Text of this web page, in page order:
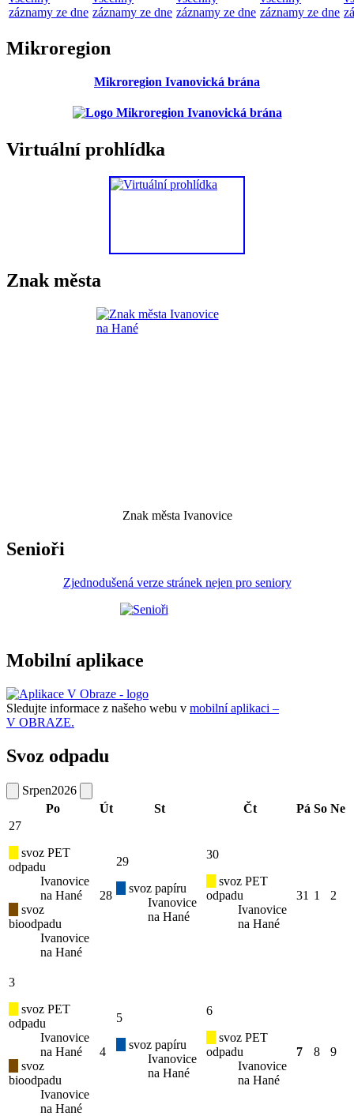
záznamy ze dne záznamy ze dne záznamy ze dne záznamy ze dne
Mikroregion
Mikroregion Ivanovická brána
Virtuální prohlídka
Znak města
Znak města Ivanovice
Senioři
Zjednodušená verze stránek nejen pro seniory
Mobilní aplikace
Sledujte informace z našeho webu v mobilní aplikaci –
V OBRAZE.
Svoz odpadu
Srpen2026
Po
Út St Čt Pá So Ne
27
svoz PET
odpadu
Ivanovice
na Hané
svoz
bioodpadu
Ivanovice
na Hané
28
29
svoz papíru
Ivanovice
na Hané
30
svoz PET
odpadu
Ivanovice
na Hané
31 1 2
3
svoz PET
odpadu
Ivanovice
na Hané
svoz
bioodpadu
Ivanovice
na Hané
4
5
svoz papíru
Ivanovice
na Hané
6
svoz PET
odpadu
Ivanovice
na Hané
7 8 9